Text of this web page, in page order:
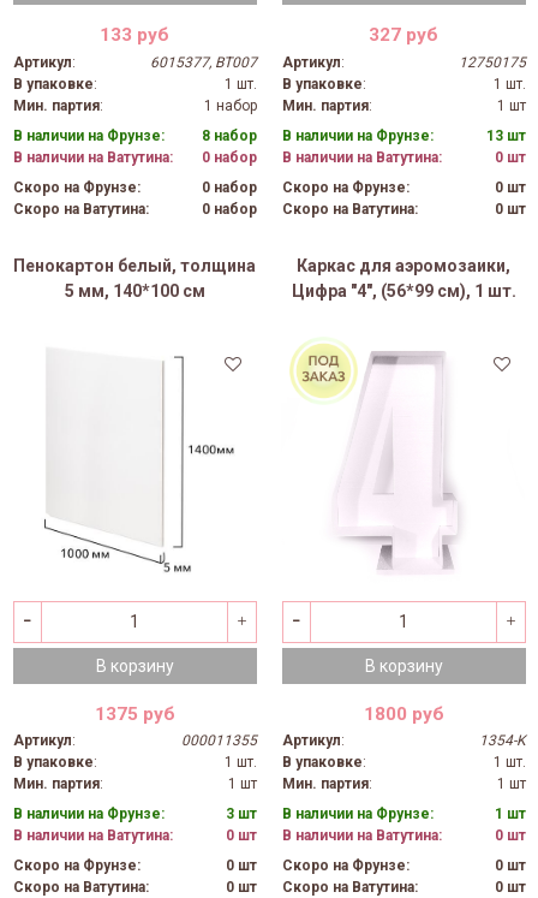
133 руб
Артикул:
6015377, BT007
В упаковке:
1 шт.
Мин. партия:
1 набор
В наличии на Фрунзе:
8 набор
В наличии на Ватутина:
0 набор
Скоро на Фрунзе:
0 набор
Скоро на Ватутина:
0 набор
327 руб
Артикул:
12750175
В упаковке:
1 шт.
Мин. партия:
1 шт
В наличии на Фрунзе:
13 шт
В наличии на Ватутина:
0 шт
Скоро на Фрунзе:
0 шт
Скоро на Ватутина:
0 шт
Пенокартон белый, толщина
5 мм, 140*100 см
В корзину
1375 руб
Артикул:
000011355
В упаковке:
1 шт.
Мин. партия:
1 шт
В наличии на Фрунзе:
3 шт
В наличии на Ватутина:
0 шт
Скоро на Фрунзе:
0 шт
Скоро на Ватутина:
0 шт
Каркас для аэромозаики,
Цифра "4", (56*99 см), 1 шт.
В корзину
1800 руб
Артикул:
1354-K
В упаковке:
1 шт.
Мин. партия:
1 шт
В наличии на Фрунзе:
1 шт
В наличии на Ватутина:
0 шт
Скоро на Фрунзе:
0 шт
Скоро на Ватутина:
0 шт